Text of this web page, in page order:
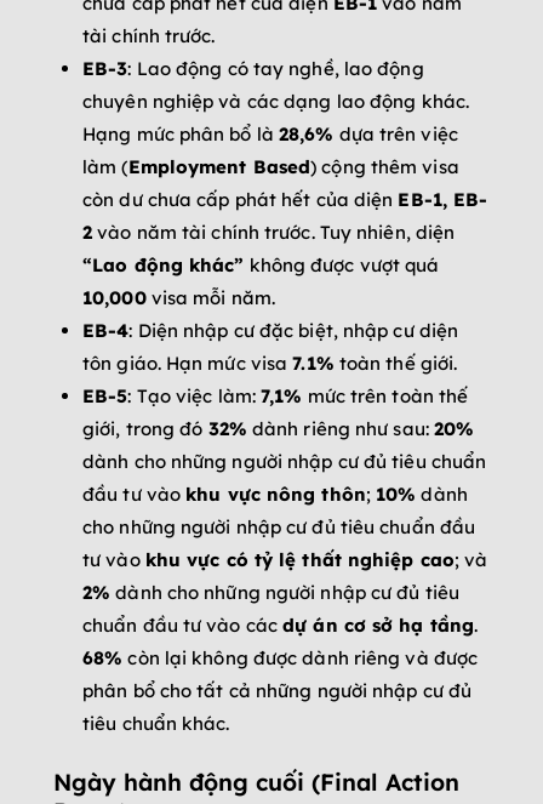
tài chính trước.
EB-3: Lao động có tay nghề, lao động
chuyên nghiệp và các dạng lao động khác.
Hạng mức phân bổ là 28,6% dựa trên việc
làm (Employment Based) cộng thêm visa
còn dư chưa cấp phát hết của diện EB-1, EB-
2 vào năm tài chính trước. Tuy nhiên, diện
“Lao động khác” không được vượt quá
10,000visa mỗi năm.
EB-4: Diện nhập cư đặc biệt, nhập cư diện
tôn giáo. Hạn mức visa7.1% toàn thế giới.
EB-5: Tạo việc làm:7,1% mức trên toàn thế
giới, trong đó 32% dành riêng như sau: 20%
dành cho những người nhập cư đủ tiêu chuẩn
đầu tư vào khu vực nông thôn; 10% dành
cho những người nhập cư đủ tiêu chuẩn đầu
tư vào khu vực có tỷ lệ thất nghiệp cao; và
2% dành cho những người nhập cư đủ tiêu
chuẩn đầu tư vào cácdự án cơ sở hạ tầng.
68% còn lại không được dành riêng và được
phân bổ cho tất cả những người nhập cư đủ
tiêu chuẩn khác.
Ngày hành động cuối (Final Action